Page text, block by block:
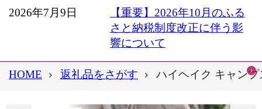
2026年7月9日
【重要】2026年10月のふる
さと納税制度改正に伴う影
響について
HOME 返礼品をさがす ハイヘイク キャン